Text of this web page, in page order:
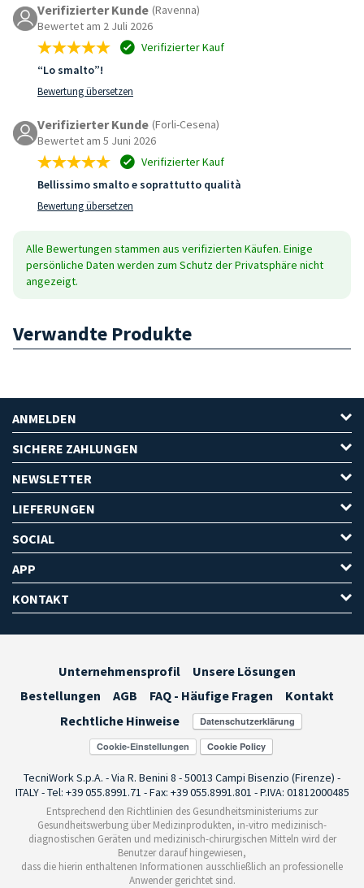
Verifizierter Kunde (Ravenna)
Bewertet am 2 Juli 2026
Verifizierter Kauf
“Lo smalto”!
Bewertung übersetzen
Verifizierter Kunde (Forli-Cesena)
Bewertet am 5 Juni 2026
Verifizierter Kauf
Bellissimo smalto e soprattutto qualità
Bewertung übersetzen
Alle Bewertungen stammen aus verifizierten Käufen. Einige
persönliche Daten werden zum Schutz der Privatsphäre nicht
angezeigt.
Verwandte Produkte
ANMELDEN
SICHERE ZAHLUNGEN
NEWSLETTER
LIEFERUNGEN
SOCIAL
APP
KONTAKT
Unternehmensprofil
Unsere Lösungen
Bestellungen
AGB FAQ - Häufige Fragen
Kontakt
Rechtliche Hinweise
Cookie-Einstellungen
TecniWork S.p.A. - Via R. Benini 8 - 50013 Campi Bisenzio (Firenze) -
ITALY - Tel: +39 055.8991.71 - Fax: +39 055.8991.801 - P.IVA: 01812000485
Entsprechend den Richtlinien des Gesundheitsministeriums zur
Gesundheitswerbung über Medizinprodukten, in-vitro medizinisch-
diagnostischen Geräten und medizinisch-chirurgischen Mitteln wird der
Benutzer darauf hingewiesen,
dass die hierin enthaltenen Informationen ausschließlich an professionelle
Anwender gerichtet sind.